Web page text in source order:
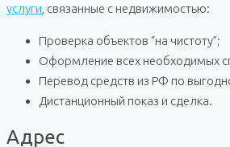
услуги , связанные с недвижимостью:
Проверка объектов “на чистоту”;
Оформление всех необходимых
Перевод средств из РФ по
Дистанционный показ и сделка.
Адрес